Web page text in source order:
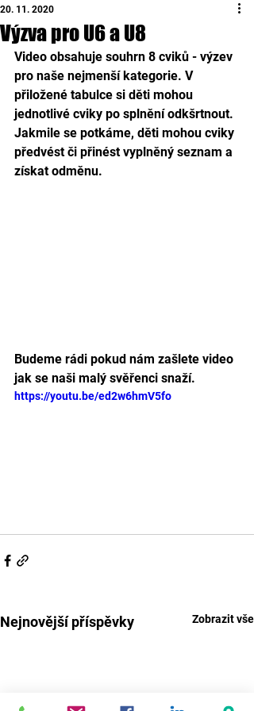
Výzva pro U6 a U8
20. 11. 2020
Video obsahuje souhrn 8 cviků - výzev
pro naše nejmenší kategorie. V
přiložené tabulce si děti mohou
jednotlivé cviky po splnění odkšrtnout.
Jakmile se potkáme, děti mohou cviky
předvést či přinést vyplněný seznam a
získat odměnu.
Budeme rádi pokud nám zašlete video
jak se naši malý svěřenci snaží.
https://youtu.be/ed2w6hmV5fo
Nejnovější příspěvky Zobrazit vše